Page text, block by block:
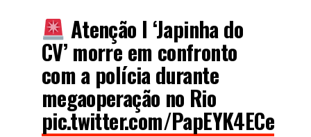
Atenção l ‘Japinha do
CV’ morre em confronto
com a polícia durante
megaoperação no Rio
pic.twitter.com/PapEYK4ECe